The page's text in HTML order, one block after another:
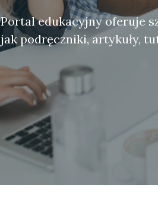
Portal edukacyjny oferuje
jak podręczniki, artykuły,